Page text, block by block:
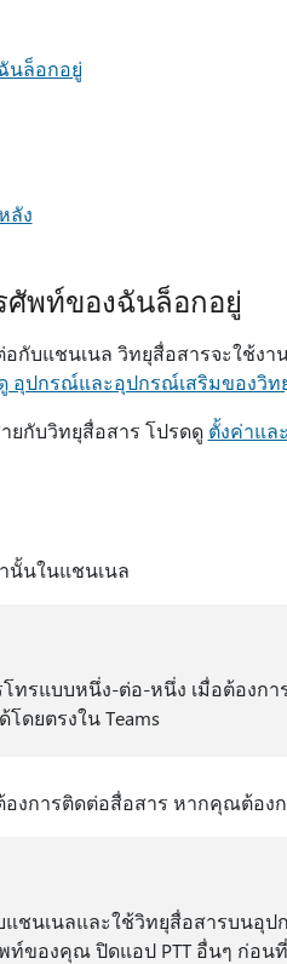
นล็อกอยู่
ลัง
ศัพท์ของฉันล็อกอยู่
บแชนเนล วิทยุสื่อสารจะใช้ง
อุปกรณ์และอุปกรณ์เสริมของวิท
กับวิทยุสื่อสาร โปรดดู ตั้งค่าแล
นั้นในแชนเนล
ทรแบบหนึ่ง-ต่อ-หนึ่ง เมื่อต้องก
โดยตรงใน Teams
งการติดต่อสื่อสาร หากคุณต้อง
ชนเนลและใช้วิทยุสื่อสารบนอุป
ท์ของคุณ ปิดแอป PTT อื่นๆ ก่อ